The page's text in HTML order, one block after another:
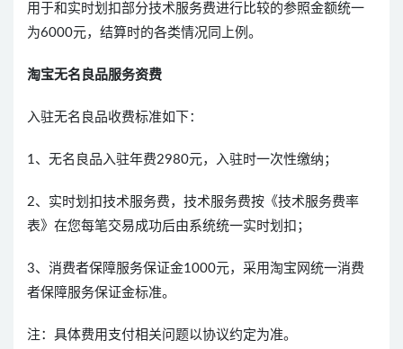
用于和实时划扣部分技术服务费进行比较的参照金额统一
为6000元，结算时的各类情况同上例。
淘宝无名良品服务资费
入驻无名良品收费标准如下：
1、无名良品入驻年费2980元，入驻时一次性缴纳；
2、实时划扣技术服务费，技术服务费按《技术服务费率
表》在您每笔交易成功后由系统统一实时划扣；
3、消费者保障服务保证金1000元，采用淘宝网统一消费
者保障服务保证金标准。
注：具体费用支付相关问题以协议约定为准。